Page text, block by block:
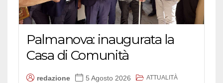
Palmanova: inaugurata la
Casa di Comunità
redazione 5 Agosto 2026 ATTUALITÀ